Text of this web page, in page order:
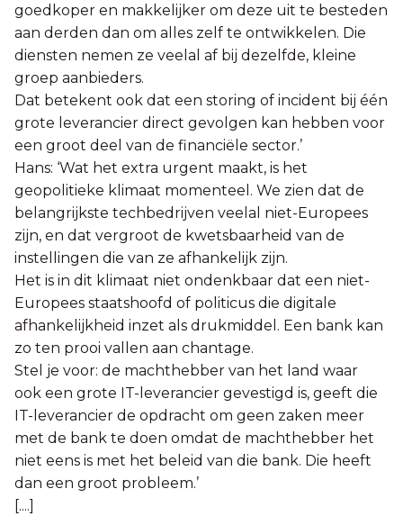
goedkoper en makkelijker om deze uit te besteden
aan derden dan om alles zelf te ontwikkelen. Die
diensten nemen ze veelal af bij dezelfde, kleine
groep aanbieders.
Dat betekent ook dat een storing of incident bij één
grote leverancier direct gevolgen kan hebben voor
een groot deel van de financiële sector.’
Hans: ‘Wat het extra urgent maakt, is het
geopolitieke klimaat momenteel. We zien dat de
belangrijkste techbedrijven veelal niet-Europees
zijn, en dat vergroot de kwetsbaarheid van de
instellingen die van ze afhankelijk zijn.
Het is in dit klimaat niet ondenkbaar dat een niet-
Europees staatshoofd of politicus die digitale
afhankelijkheid inzet als drukmiddel. Een bank kan
zo ten prooi vallen aan chantage.
Stel je voor: de machthebber van het land waar
ook een grote IT-leverancier gevestigd is, geeft die
IT-leverancier de opdracht om geen zaken meer
met de bank te doen omdat de machthebber het
niet eens is met het beleid van die bank. Die heeft
dan een groot probleem.’
[....]